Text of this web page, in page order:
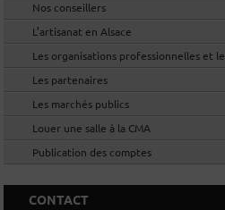
Nos conseillers
L’artisanat en Alsace
Les organisations professionnelles et
Les partenaires
Les marchés publics
Louer une salle à la CMA
Publication des comptes
CONTACT